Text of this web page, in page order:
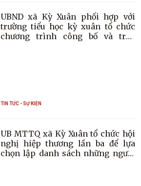
UBND xã Kỳ Xuân phối hợp với
trường tiểu học kỳ xuân tổ chức
chương trình công bố và trao
TIN TỨC - SỰ KIỆN
UB MTTQ xã Kỳ Xuân tổ chức hội
nghị hiệp thương lần ba để lựa
chọn lập danh sách những người